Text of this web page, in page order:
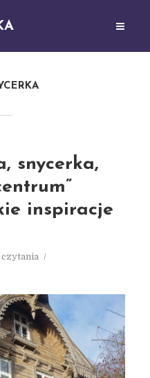
snycerka,
inspiracje
czytania